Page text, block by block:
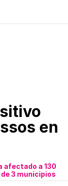
en
afectado a 130
3 municipios